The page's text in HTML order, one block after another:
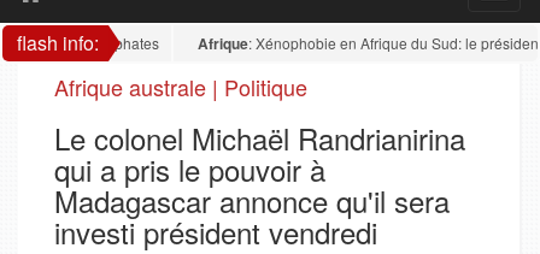
flash info:
phosphates Afrique: Xénophobie en Afrique du Sud: le président
Afrique australe | Politique
Le colonel Michaël Randrianirina
qui a pris le pouvoir à
Madagascar annonce qu'il sera
investi président vendredi